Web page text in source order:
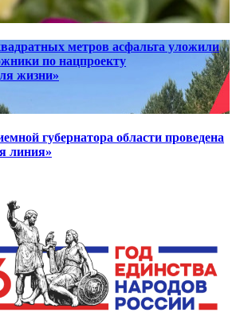
метров асфальта уложили
по нацпроекту
жизни»
губернатора области проведена
линия»